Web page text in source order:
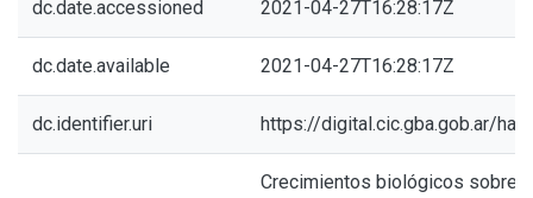
dc.date.accessioned 2021-04-27T16:28:17Z
dc.date.available 2021-04-27T16:28:17Z
dc.identifier.uri https://digital.cic.gba.gob.ar/
Crecimientos biológicos sobre